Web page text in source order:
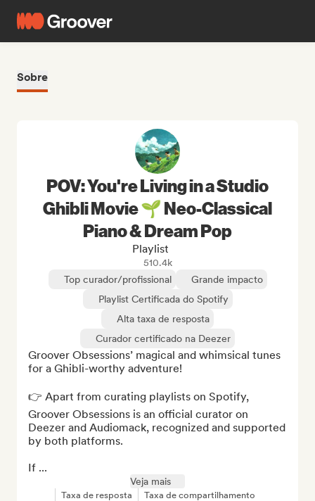
Sobre
POV: You're Living in a Studio
Ghibli Movie 🌱 Neo-Classical
Piano & Dream Pop
Playlist
510.4k
Top curador/profissional
Grande impacto
Playlist Certificada do Spotify
Alta taxa de resposta
Curador certificado na Deezer
Groover Obsessions’ magical and whimsical tunes
for a Ghibli-worthy adventure!
👉 Apart from curating playlists on Spotify,
Groover Obsessions is an official curator on
Deezer and Audiomack, recognized and supported
by both platforms.
If ...
Veja mais
Taxa de resposta Taxa de compartilhamento